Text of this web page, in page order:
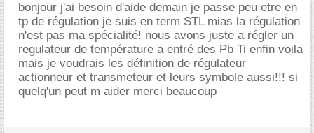
bonjour j'ai besoin d'aide demain je passe peu etre en
tp de régulation je suis en term STL mias la régulation
n'est pas ma spécialité! nous avons juste a régler un
regulateur de température a entré des Pb Ti enfin voila
mais je voudrais les définition de régulateur
actionneur et transmeteur et leurs symbole aussi!!! si
quelq'un peut m aider merci beaucoup